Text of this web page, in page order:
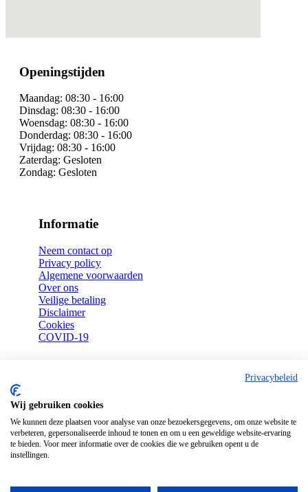
Privacybeleid
Wij gebruiken cookies
We kunnen deze plaatsen voor analyse van onze bezoekersgegevens, om onze website te
verbeteren, gepersonaliseerde inhoud te tonen en om u een geweldige website-ervaring
te bieden. Voor meer informatie over de cookies die we gebruiken opent u de
instellingen.
Openingstijden
Maandag: 08:30 - 16:00
Dinsdag: 08:30 - 16:00
Woensdag: 08:30 - 16:00
Donderdag: 08:30 - 16:00
Vrijdag: 08:30 - 16:00
Zaterdag: Gesloten
Zondag: Gesloten
Informatie
Neem contact op
Privacy policy
Algemene voorwaarden
Over ons
Veilige betaling
Disclaimer
Cookies
COVID-19
Uw bestellingen
Bezorgen
Afhalen
Retouren